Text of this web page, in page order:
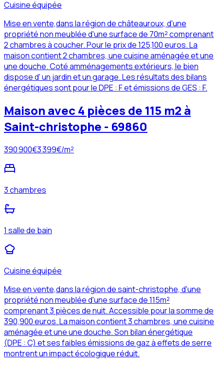
Cuisine équipée
Mise en vente,dans la région de châteauroux, d'une
propriété non meublée d'une surface de 70m² comprenant
2 chambres à coucher. Pour le prix de 125,100 euros. La
maison contient 2 chambres, une cuisine aménagée et une
une douche. Coté amménagements extérieurs, le bien
dispose d' un jardin et un garage. Les résultats des bilans
énergétiques sont pour le DPE : F et émissions de GES : F.
Maison avec 4 pièces de 115 m2 à
Saint-christophe - 69860
390 900€3 399€/m²
3 chambres
1 salle de bain
Cuisine équipée
Mise en vente,dans la région de saint-christophe, d'une
propriété non meublée d'une surface de 115m²
comprenant 3 pièces de nuit. Accessible pour la somme de
390,900 euros. La maison contient 3 chambres, une cuisine
aménagée et une une douche. Son bilan énergétique
(DPE : C) et ses faibles émissions de gaz à effets de serre
montrent un impact écologique réduit.